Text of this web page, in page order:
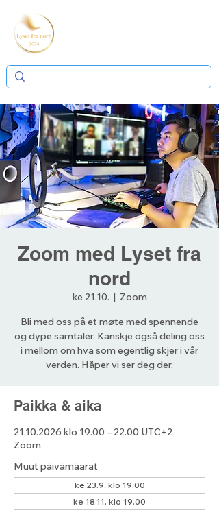
Zoom med Lyset fra
nord
ke 21.10.
  |
Zoom
Bli med oss på et møte med spennende
og dype samtaler. Kanskje også deling oss
i mellom om hva som egentlig skjer i vår
verden. Håper vi ser deg der.
Paikka & aika
21.10.2026 klo 19.00 – 22.00 UTC+2
Zoom
Muut päivämäärät
ke 23.9. klo 19.00
ke 18.11. klo 19.00